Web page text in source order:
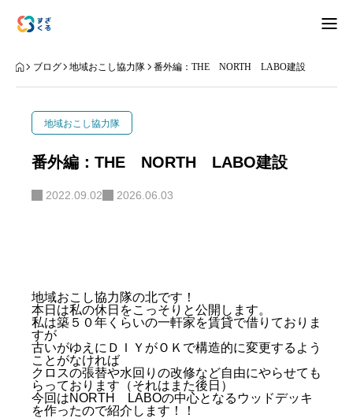
アバウト
拠点紹介 移住相談
プライバシーポリシー
ブログ 地域おこし協力隊 番外編：THE NORTH LABO建設
地域おこし協力隊
番外編：THE NORTH LABO建設
2022.09.02 2026.06.03
地域おこし協力隊の北です！
本日は私の休日をこっそりと公開します。
私は築５０年くらいの一軒家を賃貸で借りておりま
すが
古いがゆえにＤＩＹがＯＫで構造的に変更するよう
ことがなければ
クロスの張替や水回りの改修など自由にやらせても
らっております（それはまた後日）
今回はNORTH LABOの中心となるウッドデッキ
を作ったので紹介します！！